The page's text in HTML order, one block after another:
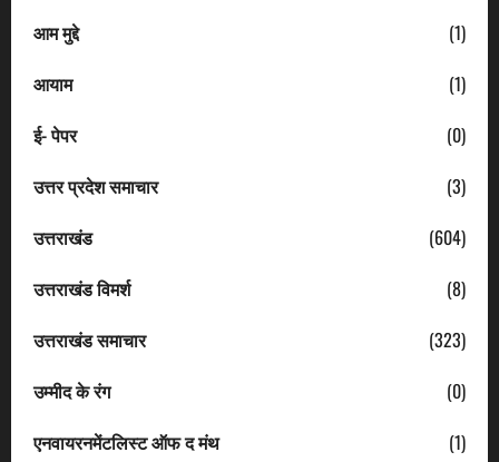
आम मुद्दे
(1)
आयाम
(1)
ई- पेपर
(0)
उत्तर प्रदेश समाचार
(3)
उत्तराखंड
(604)
उत्तराखंड विमर्श
(8)
उत्तराखंड समाचार
(323)
उम्मीद के रंग
(0)
एनवायरनमेंटलिस्ट ऑफ द मंथ
(1)